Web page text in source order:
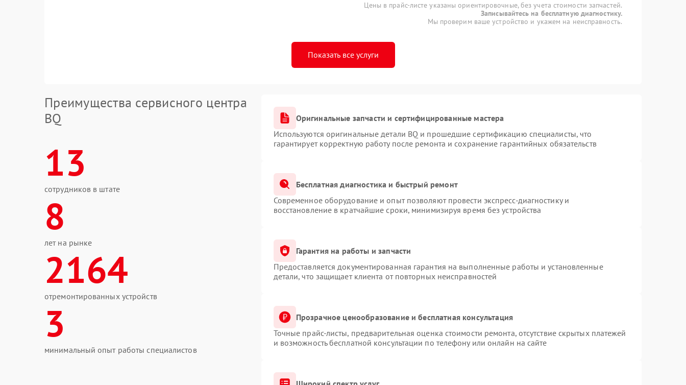
Цены в прайс-листе указаны ориентировочные, без учета стоимости запчастей.
Записывайтесь на бесплатную диагностику.
Мы проверим ваше устройство и укажем на неисправность.
Показать все услуги
Преимущества сервисного центра
BQ
13
сотрудников в штате
8
лет на рынке
2164
отремонтированных устройств
3
минимальный опыт работы специалистов
Оригинальные запчасти и сертифицированные мастера
Используются оригинальные детали BQ и прошедшие сертификацию специалисты, что
гарантирует корректную работу после ремонта и сохранение гарантийных обязательств
Бесплатная диагностика и быстрый ремонт
Современное оборудование и опыт позволяют провести экспресс-диагностику и
восстановление в кратчайшие сроки, минимизируя время без устройства
Гарантия на работы и запчасти
Предоставляется документированная гарантия на выполненные работы и установленные
детали, что защищает клиента от повторных неисправностей
Прозрачное ценообразование и бесплатная консультация
Точные прайс-листы, предварительная оценка стоимости ремонта, отсутствие скрытых платежей
и возможность бесплатной консультации по телефону или онлайн на сайте